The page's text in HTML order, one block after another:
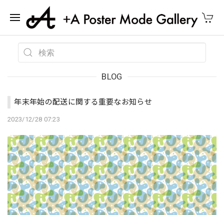
BLOG
年末年始の配送に関する重要なお知らせ
2023/12/28 07:23